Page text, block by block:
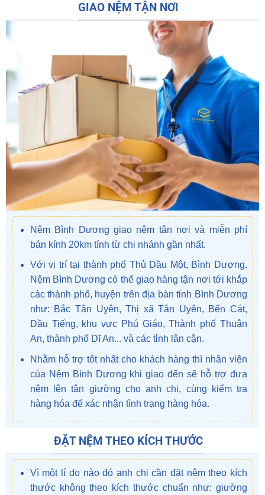
GIAO NỆM TẬN NƠI
Nệm Bình Dương giao nệm tận nơi và miễn phí
bán kính 20km tính từ chi nhánh gần nhất.
Với vị trí tại thành phố Thủ Dầu Một, Bình Dương.
Nệm Bình Dương có thể giao hàng tận nơi tới khắp
các thành phố, huyện trên địa bàn tỉnh Bình Dương
như: Bắc Tân Uyên, Thị xã Tân Uyên, Bến Cát,
Dầu Tiếng, khu vực Phú Giáo, Thành phố Thuận
An, thành phố Dĩ An... và các tỉnh lân cận.
Nhằm hỗ trợ tốt nhất cho khách hàng thì nhân viên
của Nệm Bình Dương khi giao đến sẽ hỗ trợ đưa
nệm lên tận giường cho anh chị, cùng kiểm tra
hàng hóa để xác nhận tình trạng hàng hóa.
ĐẶT NỆM THEO KÍCH THƯỚC
Vì một lí do nào đó anh chị cần đặt nệm theo kích
thước không theo kích thước chuẩn như: giường